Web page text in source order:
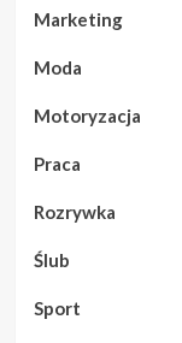
Marketing
Moda
Motoryzacja
Praca
Rozrywka
Ślub
Sport